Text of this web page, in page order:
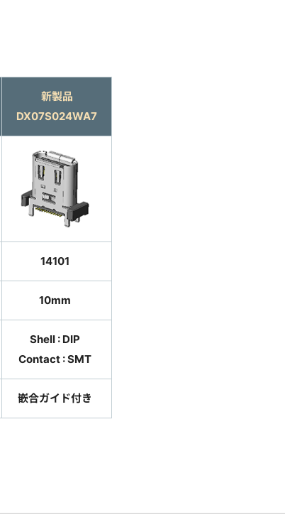
新製品
DX07S024WA7
14101
10mm
Shell : DIP
Contact : SMT
嵌合ガイド付き